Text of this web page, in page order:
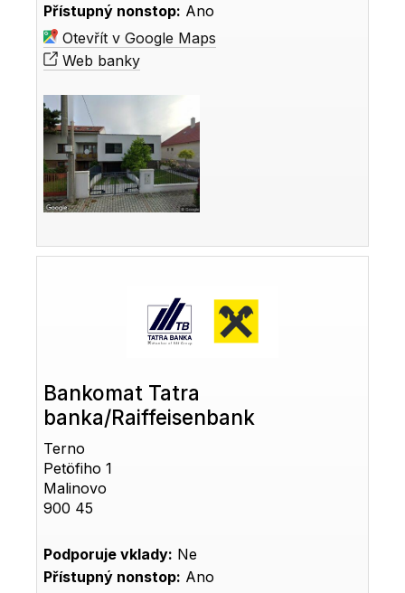
Přístupný nonstop: Ano
Otevřít v Google Maps
Web banky
Bankomat Tatra
banka/Raiffeisenbank
Terno
Petöfiho 1
Malinovo
900 45
Podporuje vklady: Ne
Přístupný nonstop: Ano